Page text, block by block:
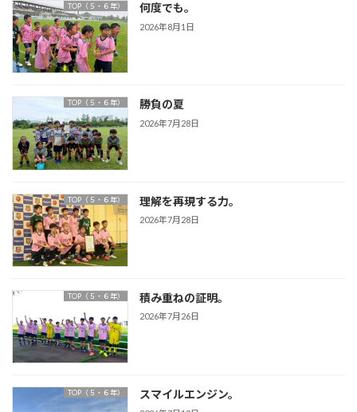
TOP（５・６年） 何度でも。
2026年8月1日
TOP（５・６年） 勝負の夏
2026年7月28日
TOP（５・６年） 理解を再現する力。
2026年7月28日
TOP（５・６年） 積み重ねの証明。
2026年7月26日
TOP（５・６年） スマイルエンジン。